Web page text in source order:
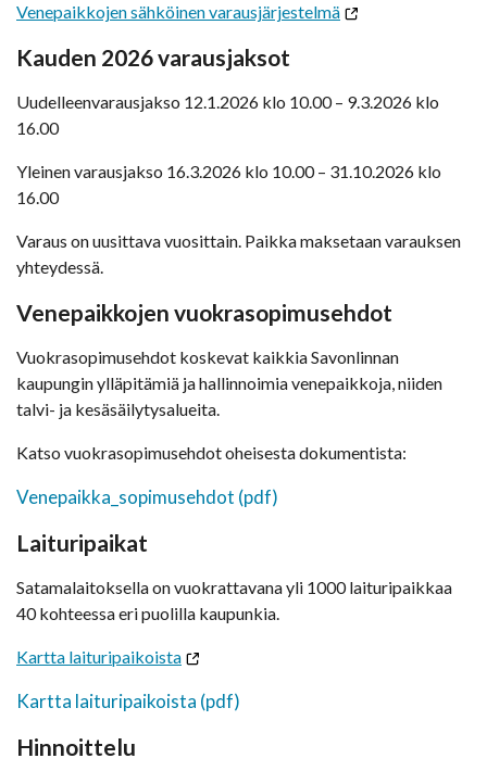
Venepaikkojen sähköinen varausjärjestelmä
Kauden 2026 varausjaksot
Uudelleenvarausjakso 12.1.2026 klo 10.00 – 9.3.2026 klo
16.00
Yleinen varausjakso 16.3.2026 klo 10.00 – 31.10.2026 klo
16.00
Varaus on uusittava vuosittain. Paikka maksetaan varauksen
yhteydessä.
Venepaikkojen vuokrasopimusehdot
Vuokrasopimusehdot koskevat kaikkia Savonlinnan
kaupungin ylläpitämiä ja hallinnoimia venepaikkoja, niiden
talvi- ja kesäsäilytysalueita.
Katso vuokrasopimusehdot oheisesta dokumentista:
Venepaikka_sopimusehdot (pdf)
Laituripaikat
Satamalaitoksella on vuokrattavana yli 1000 laituripaikkaa
40 kohteessa eri puolilla kaupunkia.
Kartta laituripaikoista
Kartta laituripaikoista (pdf)
Hinnoittelu